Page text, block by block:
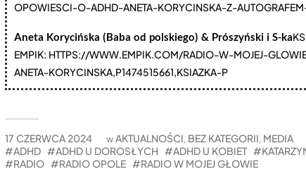
OPOWIESCI-O-ADHD-ANETA-KORYCINSKA-Z-
Aneta Korycińska (Baba od polskiego) & Prószyński i S-ka
EMPIK: HTTPS://WWW.EMPIK.COM/RADIO-W-MOJEJ-
ANETA-KORYCINSKA,P1474515661,KSIAZKA-P
17 CZERWCA 2024 w AKTUALNOŚCI, BEZ KATEGORII, MEDIA
ADHD
ADHD U DOROSŁYCH ADHD U KOBIET
RADIO
RADIO OPOLE RADIO W MOJEJ GŁOWIE